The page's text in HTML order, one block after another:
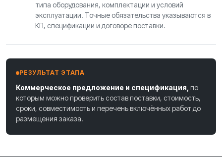
типа оборудования, комплектации и условий
эксплуатации. Точные обязательства указываются в
КП, спецификации и договоре поставки.
РЕЗУЛЬТАТ ЭТАПА
Коммерческое предложение и спецификация, по
которым можно проверить состав поставки, стоимость,
сроки, совместимость и перечень включённых работ до
размещения заказа.